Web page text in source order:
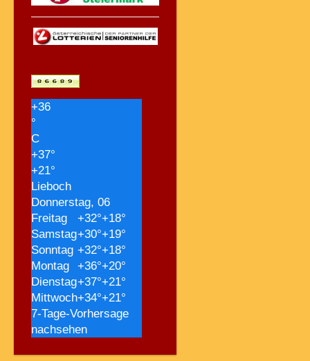
+36
°
C
+37°
+21°
Lieboch
Donnerstag, 06
Freitag
+32°+18°
Samstag+30°+19°
Sonntag +32°+18°
Montag
+36°+20°
Dienstag+37°+21°
Mittwoch+34°+21°
7-Tage-Vorhersage
nachsehen